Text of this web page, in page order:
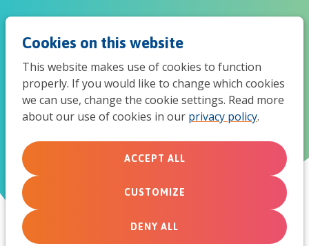
Cookies on this website
This website makes use of cookies to function
properly. If you would like to change which cookies
we can use, change the cookie settings. Read more
about our use of cookies in our privacy policy.
ACCEPT ALL
CUSTOMIZE
DENY ALL
Gezocht: geestelijke vaders en
moeders
February 5, 2013